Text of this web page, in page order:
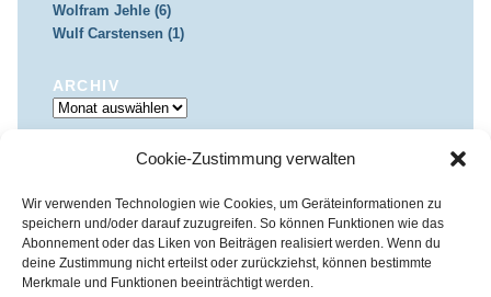
Cookie-Zustimmung verwalten
Wir verwenden Technologien wie Cookies, um Geräteinformationen zu
speichern und/oder darauf zuzugreifen. So können Funktionen wie das
Abonnement oder das Liken von Beiträgen realisiert werden. Wenn du
deine Zustimmung nicht erteilst oder zurückziehst, können bestimmte
Merkmale und Funktionen beeinträchtigt werden.
Wolfram Jehle (6)
Wulf Carstensen (1)
ARCHIV
Archiv
IMPRESSUM & DATENSCHUTZ
Datenschutz
Kirchenkreis Essen | Referat für Presse- und Öffentlichkeitsarbeit /